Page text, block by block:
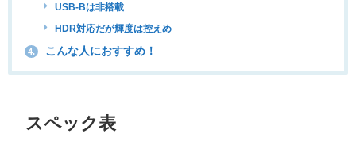
USB-Bは非搭載
HDR対応だが輝度は控えめ
4. こんな人におすすめ！
スペック表